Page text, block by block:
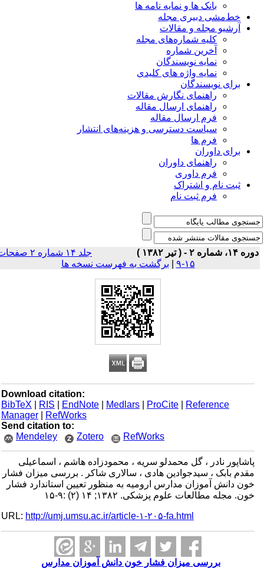
بانک ها و نمایه نامه ها
خط‌مشی دبیری مجله
آرشیو مجله و مقالات
کلیه شماره‌های مجله
آخرین شماره
نمایه نویسندگان
نمایه واژه های کلیدی
برای نویسندگان
راهنمای نگارش مقالات
راهنمای ارسال مقاله
فرم ارسال مقاله
سیاست دسترسی و هزینه‌های انتشار
فرم ها
برای داوران
راهنمای داوران
فرم داوری
ثبت نام و اشتراک
فرم ثبت نام
شماره ۲ - ( تير ۱۳۸۲ )
جلد ۱۴ شماره ۲ صفحات
۱۵-۹
| برگشت به فهرست نسخه ها
Download citation:
BibTeX
| RIS |EndNote |Medlars |ProCite |Reference
Manager
|RefWorks
Send citation to:
Mendeley
Zotero RefWorks
پاشاپور نادر ، گل محمدلو سریه ، محمودزاده هاشم ، اسماعیلی
مقدم بابک ، سیدجوادین هادی ، سالاری شاکر . بررسی میزان فشار
خون دانش آموزان مدارس ارومیه به منظور تعیین استاندارد فشار
خون. مجله مطالعات علوم پزشکی. ۱۳۸۲; ۱۴ (۲) :۹-۱۵
URL:http://umj.umsu.ac.ir/article-۱-۲۰۵-fa.html
بررسی میزان فشار خون دانش آموزان مدارس